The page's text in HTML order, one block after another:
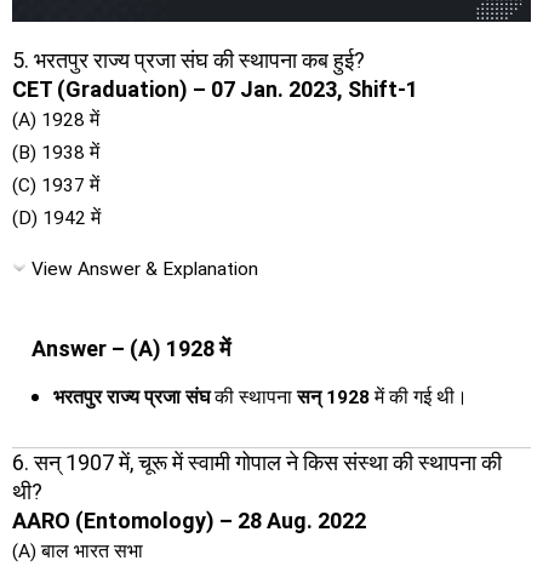
5. भरतपुर राज्य प्रजा संघ की स्थापना कब हुई?
CET (Graduation) – 07 Jan. 2023, Shift-1
(A) 1928 में
(B) 1938 में
(C) 1937 में
(D) 1942 में
View Answer & Explanation
Answer – (A) 1928 में
भरतपुर राज्य प्रजा संघकी स्थापनासन् 1928में की गई थी।
6. सन् 1907 में, चूरू में स्वामी गोपाल ने किस संस्था की स्थापना की
थी?
AARO (Entomology) – 28 Aug. 2022
(A) बाल भारत सभा